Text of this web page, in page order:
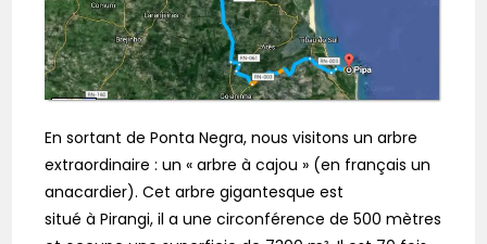
En sortant de Ponta Negra, nous visitons un arbre
extraordinaire : un « arbre à cajou » (en français un
anacardier). Cet arbre gigantesque est
situé à Pirangi, il a une circonférence de 500 mètres